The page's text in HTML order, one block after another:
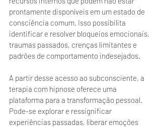
prontamente disponíveis em um estado de
consciência comum. Isso possibilita
identificar e resolver bloqueios emocionais,
traumas passados, crenças limitantes e
padrões de comportamento indesejados.
A partir desse acesso ao subconsciente, a
terapia com hipnose oferece uma
plataforma para a transformação pessoal.
Pode-se explorar e ressignificar
experiências passadas, liberar emoções